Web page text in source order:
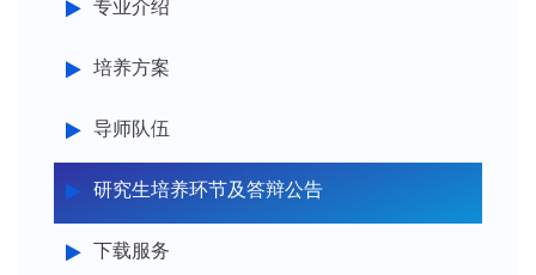
专业介绍
培养方案
导师队伍
研究生培养环节及答辩公告
下载服务